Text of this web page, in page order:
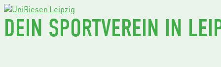
DEIN SPORTVEREIN IN